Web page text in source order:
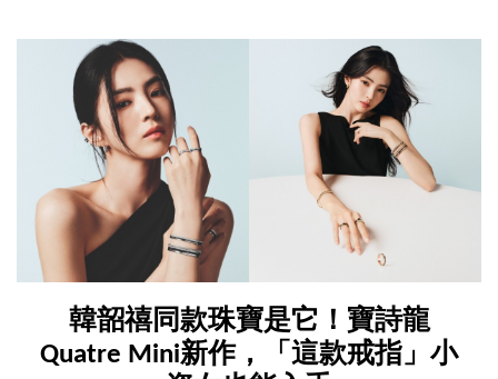
韓韶禧同款珠寶是它！寶詩龍
Quatre Mini新作，「這款戒指」小